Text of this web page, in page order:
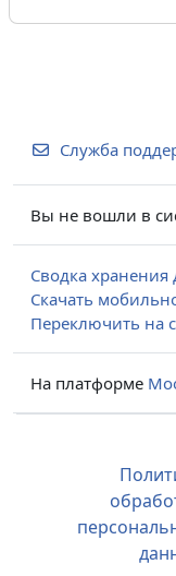
Служба
Вы не вошли в
Сводка
Скачать
Переключить на
На платформе